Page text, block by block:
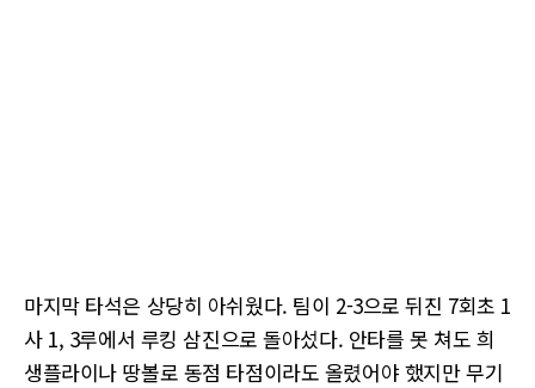
마지막 타석은 상당히 아쉬웠다. 팀이 2-3으로 뒤진 7회초 1
사 1, 3루에서 루킹 삼진으로 돌아섰다. 안타를 못 쳐도 희
생플라이나 땅볼로 동점 타점이라도 올렸어야 했지만 무기